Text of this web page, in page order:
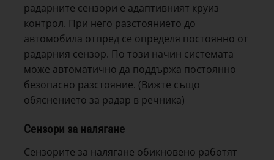
радарните сензори е адаптивният круиз
контрол. При него разстоянието до
автомобила отпред се определя постоянно от
радарния сензор. По този начин системата
може автоматично да поддържа постоянно
безопасно разстояние. (Вижте също
обяснението за радар в речника)
Сензори за налягане
Сензорите за налягане обикновено работят